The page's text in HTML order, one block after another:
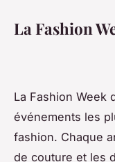
La Fashion
La Fashion Week
événements les
fashion. Chaque
de couture et les